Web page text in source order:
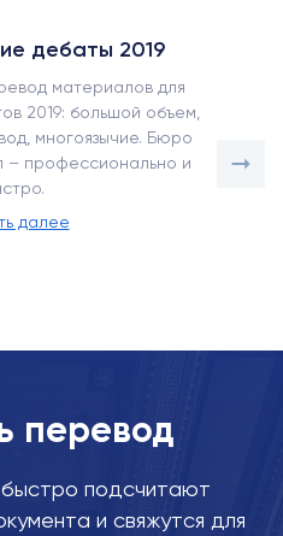
дебаты 2019
материалов для
2019: большой объем,
многоязычие. Бюро
– профессионально и
далее
перевод
подсчитают
и свяжутся для